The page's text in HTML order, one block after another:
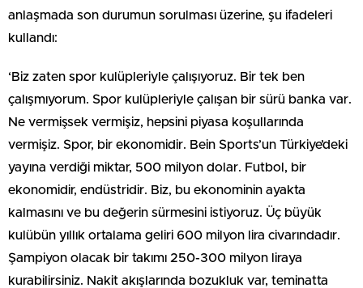
anlaşmada son durumun sorulması üzerine, şu ifadeleri
kullandı:
‘Biz zaten spor kulüpleriyle çalışıyoruz. Bir tek ben
çalışmıyorum. Spor kulüpleriyle çalışan bir sürü banka var.
Ne vermişsek vermişiz, hepsini piyasa koşullarında
vermişiz. Spor, bir ekonomidir. Bein Sports’un Türkiye’deki
yayına verdiği miktar, 500 milyon dolar. Futbol, bir
ekonomidir, endüstridir. Biz, bu ekonominin ayakta
kalmasını ve bu değerin sürmesini istiyoruz. Üç büyük
kulübün yıllık ortalama geliri 600 milyon lira civarındadır.
Şampiyon olacak bir takımı 250-300 milyon liraya
kurabilirsiniz. Nakit akışlarında bozukluk var, teminatta